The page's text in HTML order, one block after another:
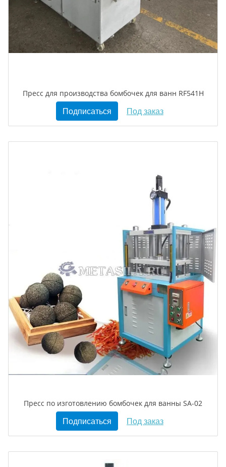
Пресс для производства бомбочек для ванн RF541H
Подписаться Под заказ
Пресс по изготовлению бомбочек для ванны SA-02
Подписаться Под заказ